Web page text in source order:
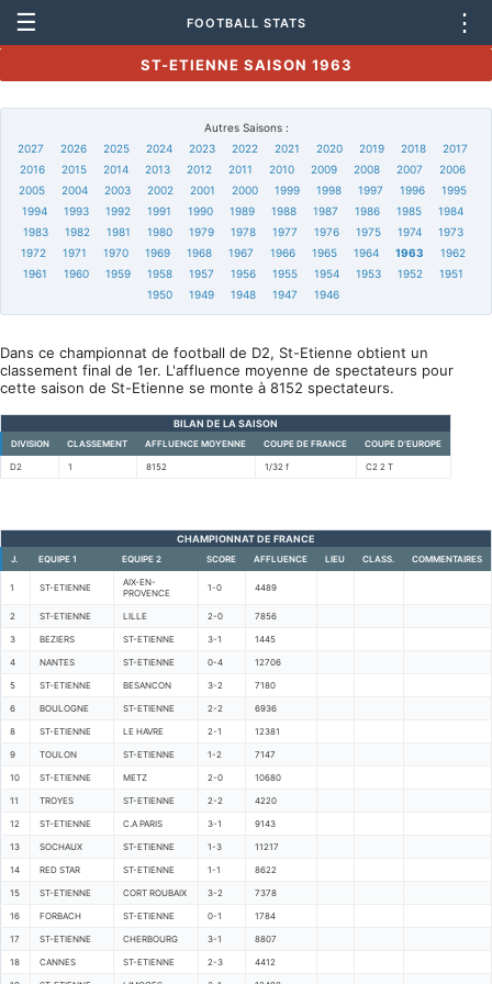
☰ FOOTBALL STATS ⋮
ST-ETIENNE SAISON 1963
Autres Saisons :
2027
2026 2025 2024 2023 2022 2021 2020 2019 2018
2017
2016
2015 2014 2013 2012 2011 2010 2009 2008 2007
2006
2005
2004 2003 2002 2001 2000 1999 1998 1997 1996
1995
1994
1993 1992 1991 1990 1989 1988 1987 1986 1985
1984
1983
1982 1981 1980 1979 1978 1977 1976 1975 1974
1973
1972
1971 1970 1969 1968 1967 1966 1965 1964 1963
1962
1961
1960 1959 1958 1957 1956 1955 1954 1953 1952
1951
1950
1949 1948 1947 1946
Dans ce championnat de football de D2, St-Etienne obtient un
classement final de 1er. L'affluence moyenne de spectateurs pour
cette saison de St-Etienne se monte à 8152 spectateurs.
BILAN DE LA SAISON
DIVISION CLASSEMENT AFFLUENCE MOYENNE COUPE DE FRANCE COUPE D'EUROPE
D2 1 8152 1/32 f C2 2 T
CHAMPIONNAT DE FRANCE
J. EQUIPE 1 EQUIPE 2 SCORE AFFLUENCE LIEU CLASS. COMMENTAIRES
1 ST-ETIENNE
AIX-EN-
PROVENCE
1-0 4489
2 ST-ETIENNE LILLE 2-0 7856
3 BEZIERS ST-ETIENNE 3-1 1445
4 NANTES ST-ETIENNE 0-4 12706
5 ST-ETIENNE BESANCON 3-2 7180
6 BOULOGNE ST-ETIENNE 2-2 6936
8 ST-ETIENNE LE HAVRE 2-1 12381
9 TOULON ST-ETIENNE 1-2 7147
10 ST-ETIENNE METZ 2-0 10680
11 TROYES ST-ETIENNE 2-2 4220
12 ST-ETIENNE C.A PARIS 3-1 9143
13 SOCHAUX ST-ETIENNE 1-3 11217
14 RED STAR ST-ETIENNE 1-1 8622
15 ST-ETIENNE CORT ROUBAIX 3-2 7378
16 FORBACH ST-ETIENNE 0-1 1784
17 ST-ETIENNE CHERBOURG 3-1 8807
18 CANNES ST-ETIENNE 2-3 4412